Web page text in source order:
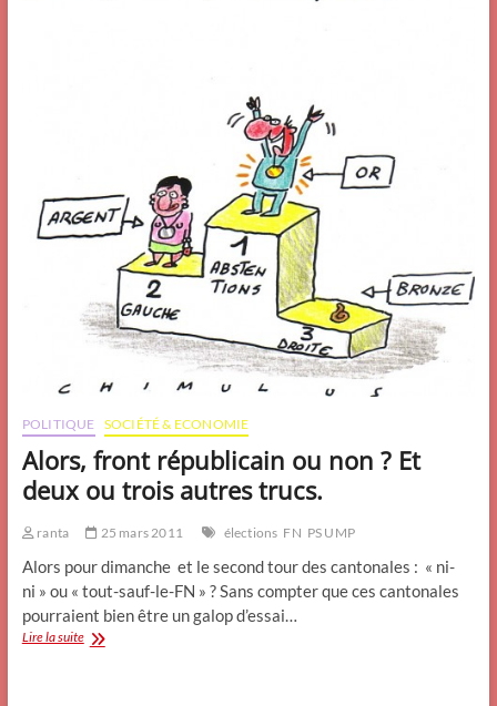
POLITIQUE SOCIÉTÉ & ECONOMIE
Alors, front républicain ou non ? Et
deux ou trois autres trucs.
ranta 25 mars 2011 élections FN PS UMP
Alors pour dimanche et le second tour des cantonales : « ni-
ni » ou « tout-sauf-le-FN » ? Sans compter que ces cantonales
pourraient bien être un galop d’essai…
Lire la suiteAlors,